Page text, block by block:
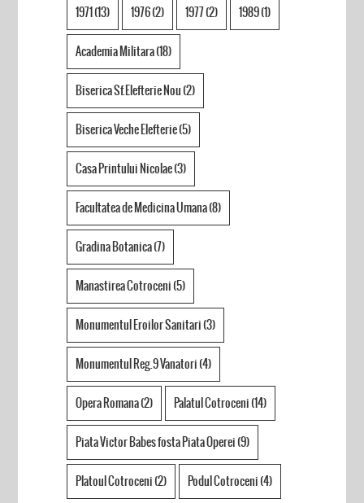
1971(13) 1976(2) 1977(2) 1989(1)
Academia Militara(18)
Biserica Sf.Elefterie Nou(2)
Biserica Veche Elefterie(5)
Casa Printului Nicolae(3)
Facultatea de Medicina Umana(8)
Gradina Botanica(7)
Manastirea Cotroceni(5)
Monumentul Eroilor Sanitari(3)
Monumentul Reg.9 Vanatori(4)
Opera Romana(2) Palatul Cotroceni(14)
Piata Victor Babes fosta Piata Operei(9)
Platoul Cotroceni(2) Podul Cotroceni(4)